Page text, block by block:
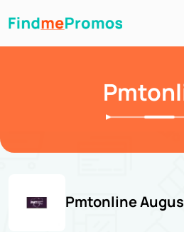
Pmtonline